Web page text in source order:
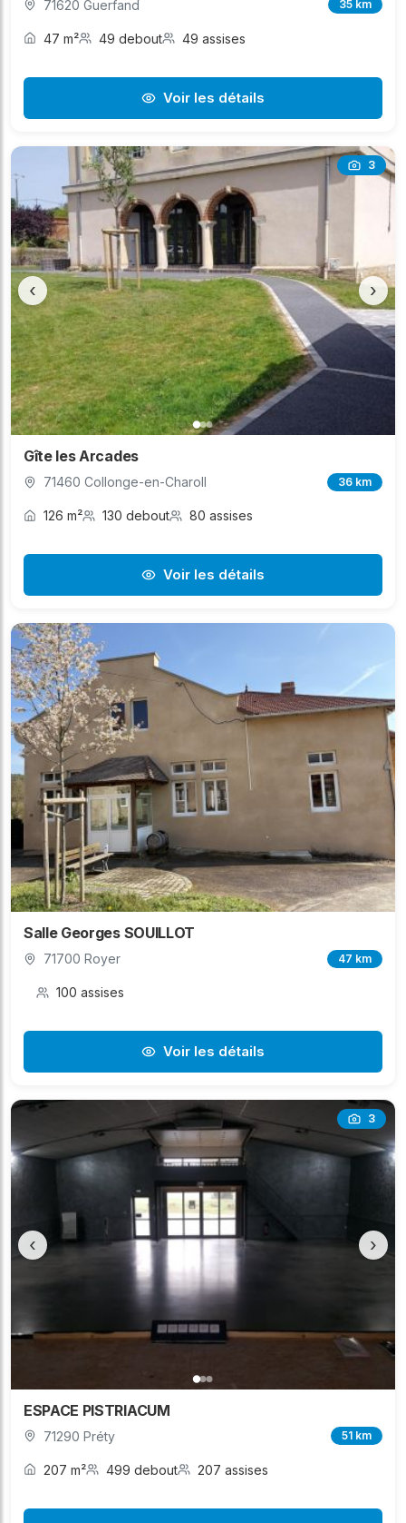
71620 Guerfand 35 km
47 m² 49 debout 49 assises
Voir les détails
3
‹ ›
Gîte les Arcades
71460 Collonge-en-Charoll 36 km
126 m² 130 debout 80 assises
Voir les détails
Salle Georges SOUILLOT
71700 Royer 47 km
100 assises
Voir les détails
3
‹ ›
ESPACE PISTRIACUM
71290 Préty 51 km
207 m² 499 debout 207 assises